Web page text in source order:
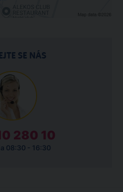
SE NÁS
280 10
08:30 - 16:30